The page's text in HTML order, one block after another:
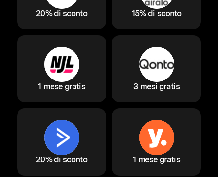
20% di sconto 15% di sconto
1 mese gratis 3 mesi gratis
20% di sconto 1 mese gratis